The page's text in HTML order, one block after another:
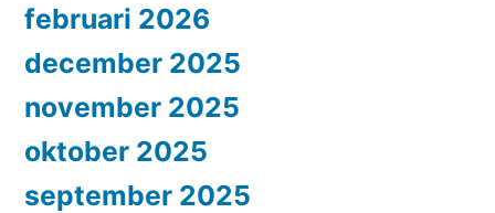
februari 2026
december 2025
november 2025
oktober 2025
september 2025